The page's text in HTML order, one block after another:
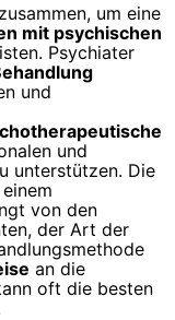
um eine
mit psychischen
Psychiater
und
und
unterstützen. Die
von den
der Art der
an die
oft die besten